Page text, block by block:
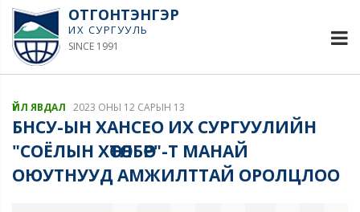
ОТГОНТЭНГЭР
ИХ СУРГУУЛЬ
SINCE 1991
ҮЙЛ ЯВДАЛ 2023 ОНЫ 12 САРЫН 13
БНСУ-ЫН ХАНСЕО ИХ СУРГУУЛИЙН
"СОЁЛЫН ХӨТӨЛБӨР"-Т МАНАЙ
ОЮУТНУУД АМЖИЛТТАЙ ОРОЛЦЛОО